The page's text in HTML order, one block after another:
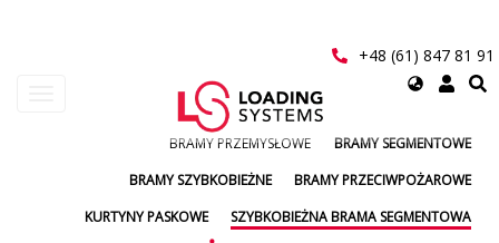
+48 (61) 847 81 91
Select
account
BRAMY PRZEMYSŁOWE
BRAMY SEGMENTOWE
BRAMY SZYBKOBIEŻNE
BRAMY PRZECIWPOŻAROWE
KURTYNY PASKOWE
SZYBKOBIEŻNA BRAMA SEGMENTOWA